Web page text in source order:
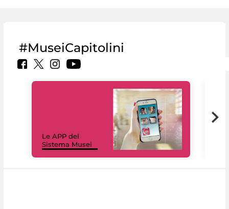
#MuseiCapitolini
Le APP del
Sistema Musei